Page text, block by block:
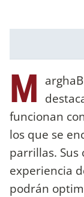
M
funcionan
los que se
parrillas. Sus
experiencia
podrán